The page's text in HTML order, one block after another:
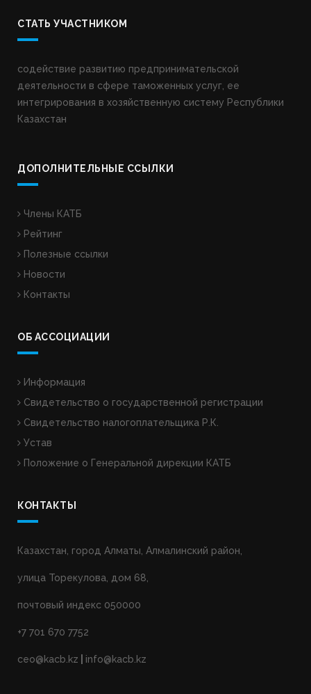
СТАТЬ УЧАСТНИКОМ
содействие развитию предпринимательской
деятельности в сфере таможенных услуг, ее
интегрирования в хозяйственную систему Республики
Казахстан
ДОПОЛНИТЕЛЬНЫЕ ССЫЛКИ
Члены КАТБ
Рейтинг
Полезные ссылки
Новости
Контакты
ОБ АССОЦИАЦИИ
Информация
Свидетельство о государственной регистрации
Свидетельство налогоплательщика Р.К.
Устав
Положение о Генеральной дирекции КАТБ
КОНТАКТЫ
Казахстан, город Алматы, Алмалинский район,
улица Торекулова, дом 68,
почтовый индекс 050000
+7 701 670 7752
ceo@kacb.kz info@kacb.kz